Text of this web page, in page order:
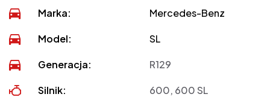
Marka: Mercedes-Benz
Model: SL
Generacja: R129
Silnik: 600, 600 SL